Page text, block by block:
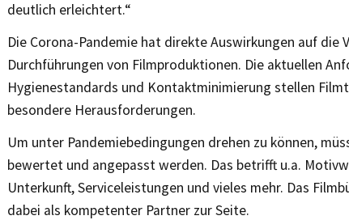
deutlich erleichtert.“
Die Corona-Pandemie hat direkte Auswirkungen auf die
Durchführungen von Filmproduktionen. Die aktuellen
Hygienestandards und Kontaktminimierung stellen
besondere Herausforderungen.
Um unter Pandemiebedingungen drehen zu können,
bewertet und angepasst werden. Das betrifft u.a.
Unterkunft, Serviceleistungen und vieles mehr. Das
dabei als kompetenter Partner zur Seite.